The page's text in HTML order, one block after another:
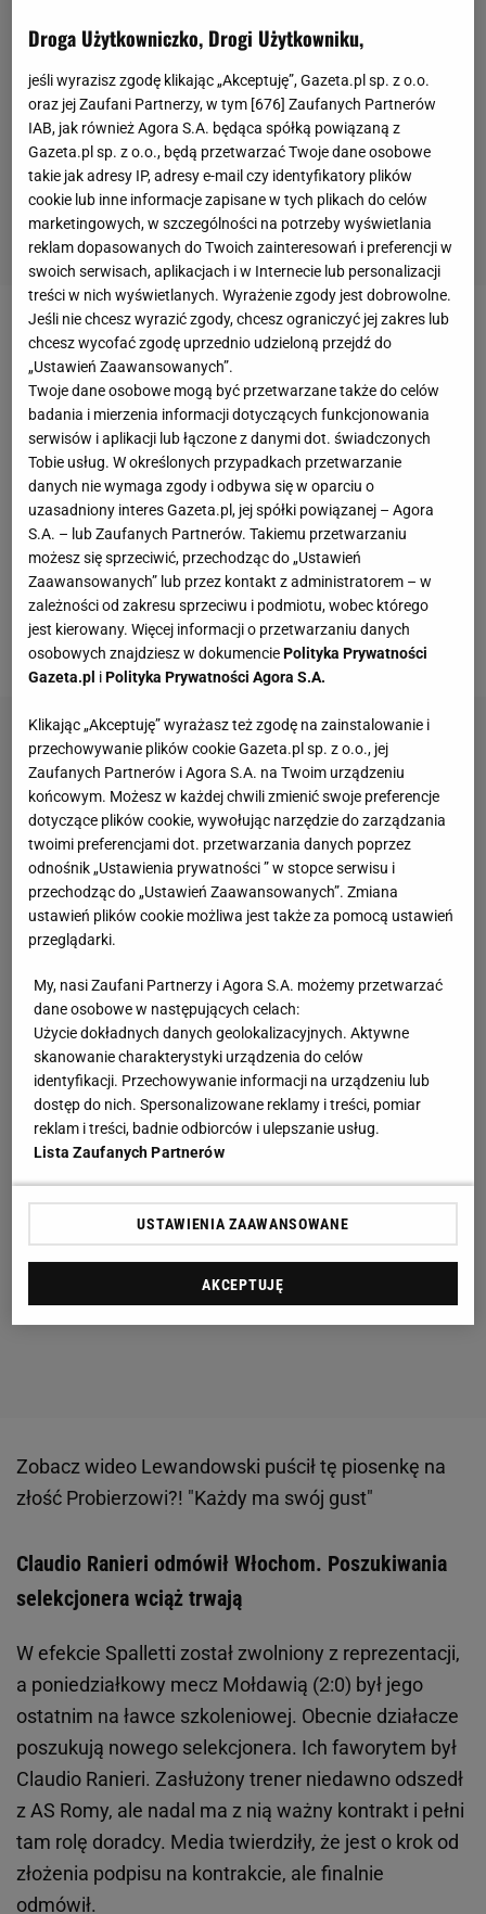
Luciano Spalletti objął reprezentację Włoch w 2023
roku. Wydawało się, że wybór działaczy był słuszny,
ale rzeczywistość okazała się zupełnie inna.
Prowadzona przez niego kadra zawiodła na
zeszłorocznych mistrzostwach Europy, gdzie
wygrała tylko jedenmeczi odpadła w 1/8 finału.
Później Włosi odpadli z Niemcami w ćwierćfinale
Narodów, ale czara goryczy przelała się w ubiegły
piątek. Wówczas całkowicie rozczarowali i przegrali
aż 0:3 z Norwegią w eliminacjach mistrzostw
świata.
Zobacz wideo Lewandowski puścił tę piosenkę na
złość Probierzowi?! "Każdy ma swój gust"
Claudio Ranieri odmówił Włochom. Poszukiwania
selekcjonera wciąż trwają
W efekcie Spalletti został zwolniony z reprezentacji,
a poniedziałkowy mecz Mołdawią (2:0) był jego
ostatnim na ławce szkoleniowej. Obecnie działacze
poszukują nowego selekcjonera. Ich faworytem był
Claudio Ranieri. Zasłużony trener niedawno odszedł
z AS Romy, ale nadal ma z nią ważny kontrakt i pełni
tam rolę doradcy. Media twierdziły, że jest o krok od
złożenia podpisu na kontrakcie, ale finalnie
odmówił.
Droga Użytkowniczko, Drogi Użytkowniku,
jeśli wyrazisz zgodę klikając „Akceptuję”, Gazeta.pl sp. z o.o.
oraz jej Zaufani Partnerzy, w tym [676] Zaufanych Partnerów
IAB, jak również Agora S.A. będąca spółką powiązaną z
Gazeta.pl sp. z o.o., będą przetwarzać Twoje dane osobowe
takie jak adresy IP, adresy e-mail czy identyfikatory plików
cookie lub inne informacje zapisane w tych plikach do celów
marketingowych, w szczególności na potrzeby wyświetlania
reklam dopasowanych do Twoich zainteresowań i preferencji w
swoich serwisach, aplikacjach i w Internecie lub personalizacji
treści w nich wyświetlanych. Wyrażenie zgody jest dobrowolne.
Jeśli nie chcesz wyrazić zgody, chcesz ograniczyć jej zakres lub
chcesz wycofać zgodę uprzednio udzieloną przejdź do
„Ustawień Zaawansowanych”.
Twoje dane osobowe mogą być przetwarzane także do celów
badania i mierzenia informacji dotyczących funkcjonowania
serwisów i aplikacji lub łączone z danymi dot. świadczonych
Tobie usług. W określonych przypadkach przetwarzanie
danych nie wymaga zgody i odbywa się w oparciu o
uzasadniony interes Gazeta.pl, jej spółki powiązanej – Agora
S.A. – lub Zaufanych Partnerów. Takiemu przetwarzaniu
możesz się sprzeciwić, przechodząc do „Ustawień
Zaawansowanych” lub przez kontakt z administratorem – w
zależności od zakresu sprzeciwu i podmiotu, wobec którego
jest kierowany. Więcej informacji o przetwarzaniu danych
osobowych znajdziesz w dokumenciePolityka Prywatności
Gazeta.pl iPolityka Prywatności Agora S.A.
Klikając „Akceptuję” wyrażasz też zgodę na zainstalowanie i
przechowywanie plików cookie Gazeta.pl sp. z o.o., jej
Zaufanych Partnerów i Agora S.A. na Twoim urządzeniu
końcowym. Możesz w każdej chwili zmienić swoje preferencje
dotyczące plików cookie, wywołując narzędzie do zarządzania
twoimi preferencjami dot. przetwarzania danych poprzez
odnośnik „Ustawienia prywatności ” w stopce serwisu i
przechodząc do „Ustawień Zaawansowanych”. Zmiana
ustawień plików cookie możliwa jest także za pomocą ustawień
przeglądarki.
My, nasi Zaufani Partnerzy i Agora S.A. możemy przetwarzać
dane osobowe w następujących celach:
Użycie dokładnych danych geolokalizacyjnych. Aktywne
skanowanie charakterystyki urządzenia do celów
identyfikacji. Przechowywanie informacji na urządzeniu lub
dostęp do nich. Spersonalizowane reklamy i treści, pomiar
reklam i treści, badnie odbiorców i ulepszanie usług.
Lista Zaufanych Partnerów
USTAWIENIA ZAAWANSOWANE
AKCEPTUJĘ